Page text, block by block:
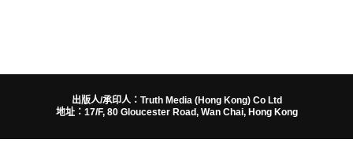
出版人/承印人：Truth Media (Hong Kong) Co Ltd
地址：17/F, 80 Gloucester Road, Wan Chai, Hong Kong